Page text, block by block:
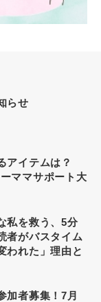
らせ
アイテムは？
ママサポート大
私を救う、5分
者がバスタイム
われた」理由と
加者募集！7月